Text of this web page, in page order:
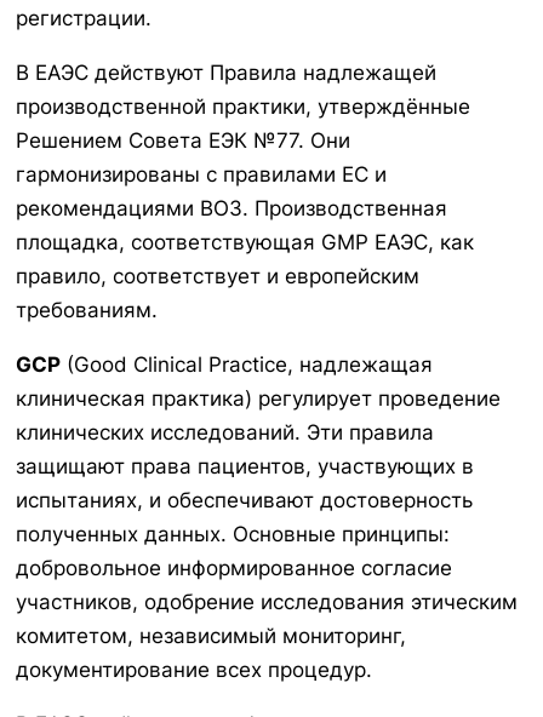
регистрации.
В ЕАЭС действуют Правила надлежащей
производственной практики, утверждённые
Решением Совета ЕЭК №77. Они
гармонизированы с правилами ЕС и
рекомендациями ВОЗ. Производственная
площадка, соответствующая GMP ЕАЭС, как
правило, соответствует и европейским
требованиям.
GCP (Good Clinical Practice, надлежащая
клиническая практика) регулирует проведение
клинических исследований. Эти правила
защищают права пациентов, участвующих в
испытаниях, и обеспечивают достоверность
полученных данных. Основные принципы:
добровольное информированное согласие
участников, одобрение исследования этическим
комитетом, независимый мониторинг,
документирование всех процедур.